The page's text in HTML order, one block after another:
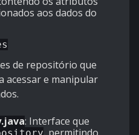
aos dados do
de repositório que
acessar e manipular
: Interface que